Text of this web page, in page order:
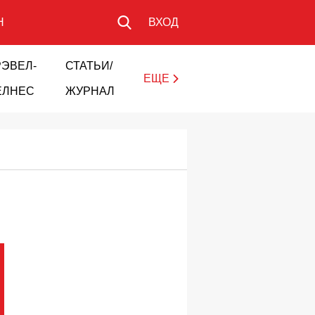
ВХОД
СТАТЬИ/
ЖУРНАЛ
ЕЩЕ